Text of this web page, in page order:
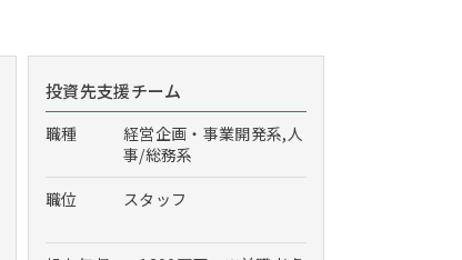
投資先支援チーム
職種
経営企画・事業開発系,人
事/総務系
職位
スタッフ